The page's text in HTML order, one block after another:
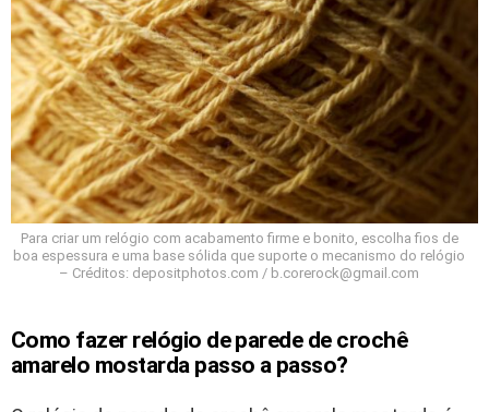
Para criar um relógio com acabamento firme e bonito, escolha fios de
boa espessura e uma base sólida que suporte o mecanismo do relógio
– Créditos: depositphotos.com / b.corerock@gmail.com
Como fazer relógio de parede de crochê
amarelo mostarda passo a passo?